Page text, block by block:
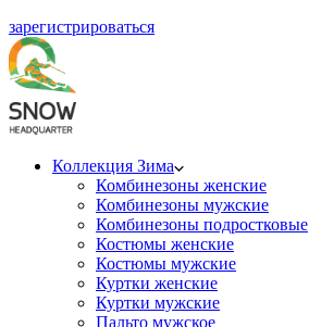
зарегистрироваться
Коллекция Зима
Комбинезоны женские
Комбинезоны мужские
Комбинезоны подростковые
Костюмы женские
Костюмы мужские
Куртки женские
Куртки мужские
Пальто мужское